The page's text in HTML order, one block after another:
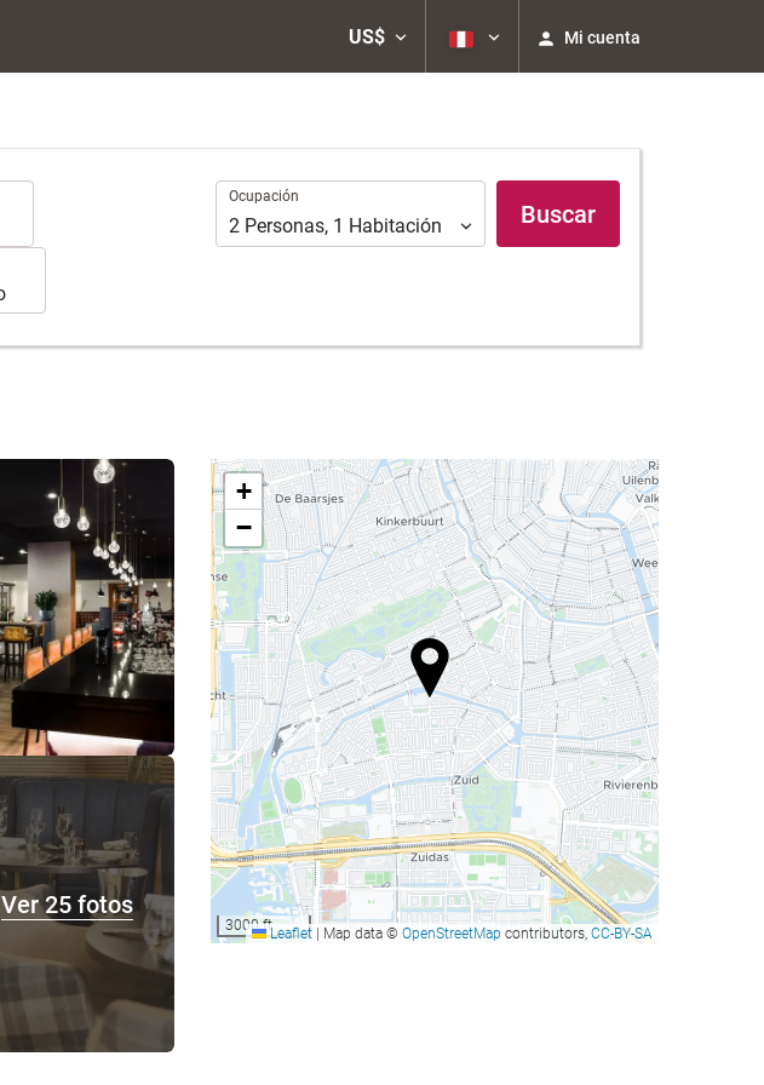
US$ Mi cuenta
Ocupación
Ocupación
2 Personas, 1 Habitación Buscar
Ver 25 fotos
Ver 25 fotos
+
−
3000 ftLeaflet Map data © OpenStreetMap contributors, CC-BY-SA